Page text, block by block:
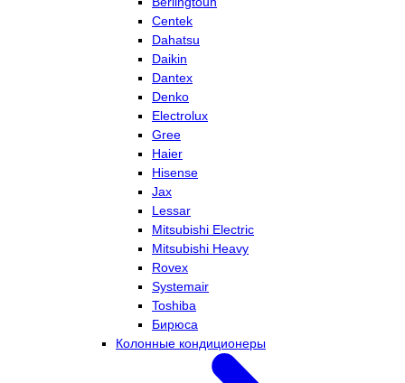
Centek
Dahatsu
Daikin
Dantex
Denko
Electrolux
Gree
Haier
Hisense
Jax
Lessar
Mitsubishi Electric
Mitsubishi Heavy
Rovex
Systemair
Toshiba
Бирюса
Колонные кондиционеры